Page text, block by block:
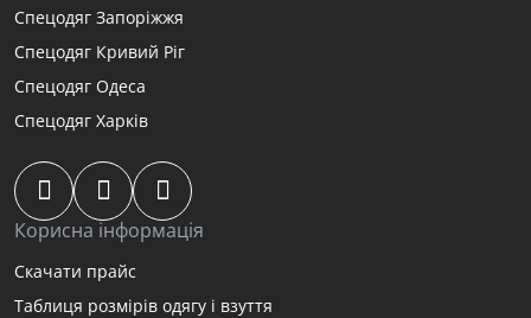
Спецодяг Запоріжжя
Спецодяг Кривий Ріг
Спецодяг Одеса
Спецодяг Харків
Корисна інформація
Скачати прайс
Таблиця розмірів одягу і взуття